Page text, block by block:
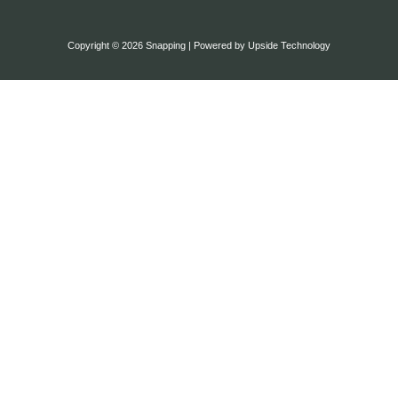
Copyright © 2026 Snapping | Powered by Upside Technology